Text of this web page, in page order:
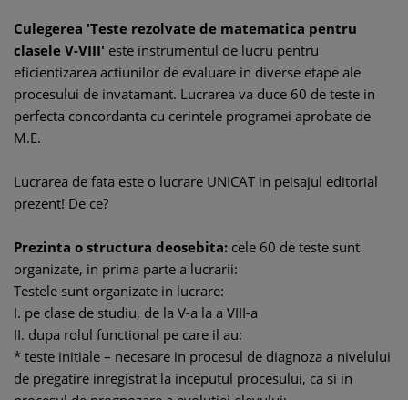
Culegerea 'Teste rezolvate de matematica pentru
clasele V-VIII' este instrumentul de lucru pentru
eficientizarea actiunilor de evaluare in diverse etape ale
procesului de invatamant. Lucrarea va duce 60 de teste in
perfecta concordanta cu cerintele programei aprobate de
M.E.
Lucrarea de fata este o lucrare UNICAT in peisajul editorial
prezent! De ce?
Prezinta o structura deosebita: cele 60 de teste sunt
organizate, in prima parte a lucrarii:
Testele sunt organizate in lucrare:
I. pe clase de studiu, de la V-a la a VIII-a
II. dupa rolul functional pe care il au:
* teste initiale – necesare in procesul de diagnoza a nivelului
de pregatire inregistrat la inceputul procesului, ca si in